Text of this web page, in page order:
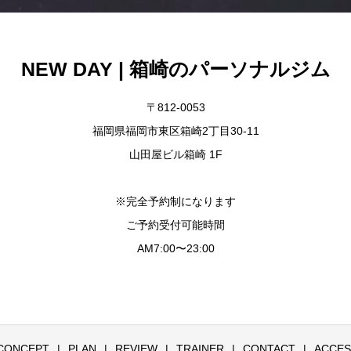
NEW DAY | 箱崎のパーソナルジム
〒812-0053
福岡県福岡市東区箱崎2丁目30-11
山田屋ビル箱崎 1F
※完全予約制になります
ご予約受付可能時間
AM7:00〜23:00
PLAN REVIEW TRAINER CONTACT